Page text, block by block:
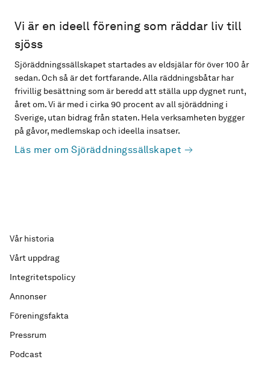
Vi är en ideell förening som räddar liv till
sjöss
Sjöräddningssällskapet startades av eldsjälar för över 100 år
sedan. Och så är det fortfarande. Alla räddningsbåtar har
frivillig besättning som är beredd att ställa upp dygnet runt,
året om. Vi är med i cirka 90 procent av all sjöräddning i
Sverige, utan bidrag från staten. Hela verksamheten bygger
på gåvor, medlemskap och ideella insatser.
Läs mer om Sjöräddningssällskapet
Vår historia
Vårt uppdrag
Integritetspolicy
Annonser
Föreningsfakta
Pressrum
Podcast